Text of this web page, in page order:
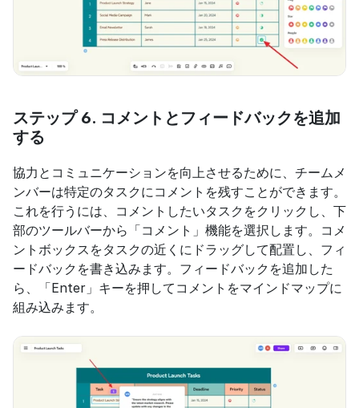
ステップ 6. コメントとフィードバックを追加
する
協力とコミュニケーションを向上させるために、チームメ
ンバーは特定のタスクにコメントを残すことができます。
これを行うには、コメントしたいタスクをクリックし、下
部のツールバーから「コメント」機能を選択します。コメ
ントボックスをタスクの近くにドラッグして配置し、フィ
ードバックを書き込みます。フィードバックを追加した
ら、「Enter」キーを押してコメントをマインドマップに
組み込みます。